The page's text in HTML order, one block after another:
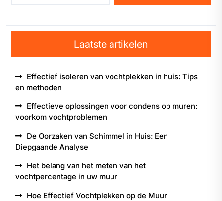
Laatste artikelen
Effectief isoleren van vochtplekken in huis: Tips
en methoden
Effectieve oplossingen voor condens op muren:
voorkom vochtproblemen
De Oorzaken van Schimmel in Huis: Een
Diepgaande Analyse
Het belang van het meten van het
vochtpercentage in uw muur
Hoe Effectief Vochtplekken op de Muur